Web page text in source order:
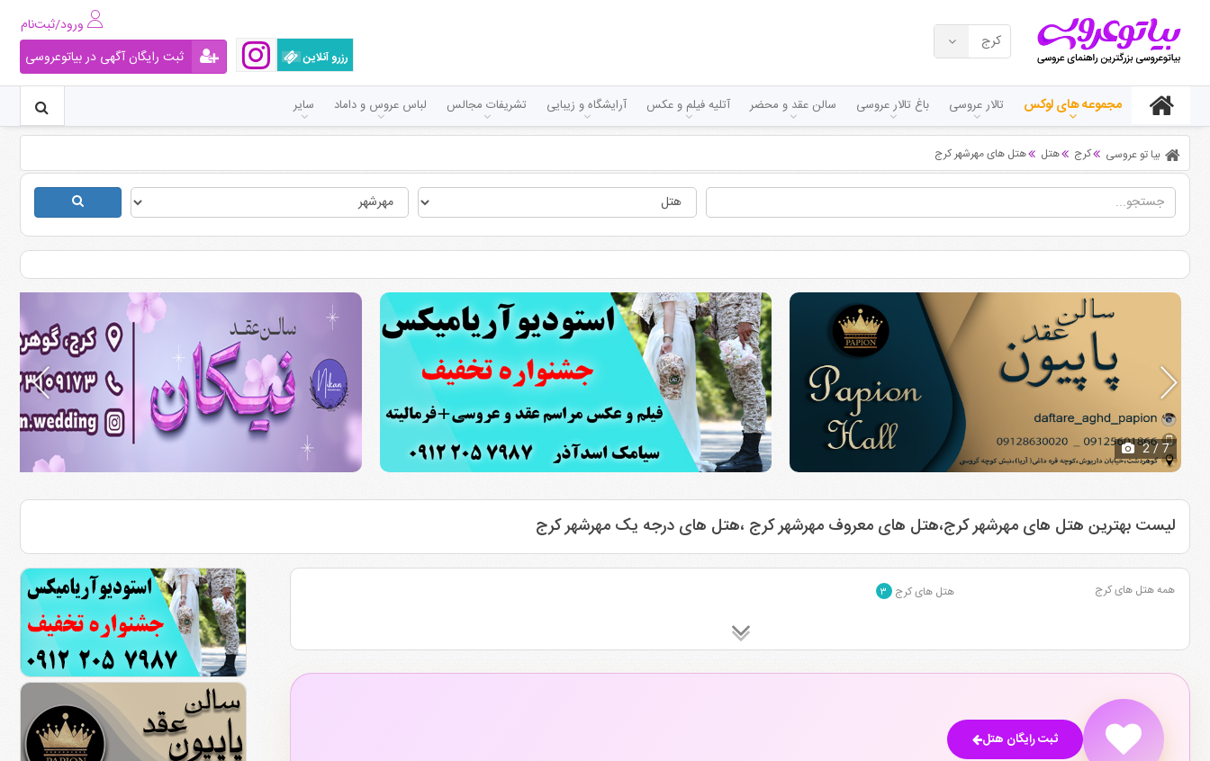
کرج
رزرو آنلاین
ثبت رایگان آگهی در بیاتوعروسی
مجموعه های لوکس تالار عروسی باغ تالار عروسی سالن عقد و محضر آتلیه فیلم و عکس آرایشگاه و زیبایی تشریفات مجالس لباس عروس و داماد سایر
بیا تو عروسی کرج هتل هتل های مهرشهر کرج
2/ 7
لیست بهترین هتل های مهرشهر کرج،هتل های معروف مهرشهر کرج ،هتل های درجه یک مهرشهر کرج
همه هتل های کرج هتل های کرج ۳
ثبت رایگان هتل